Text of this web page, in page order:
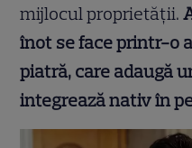
mijlocul proprietății.
înot se face printr-o
piatră, care adaugă
integrează nativ în